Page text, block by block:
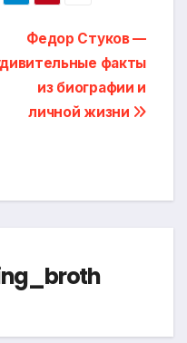
Федор Стуков —
факты
из биографии и
личной жизни